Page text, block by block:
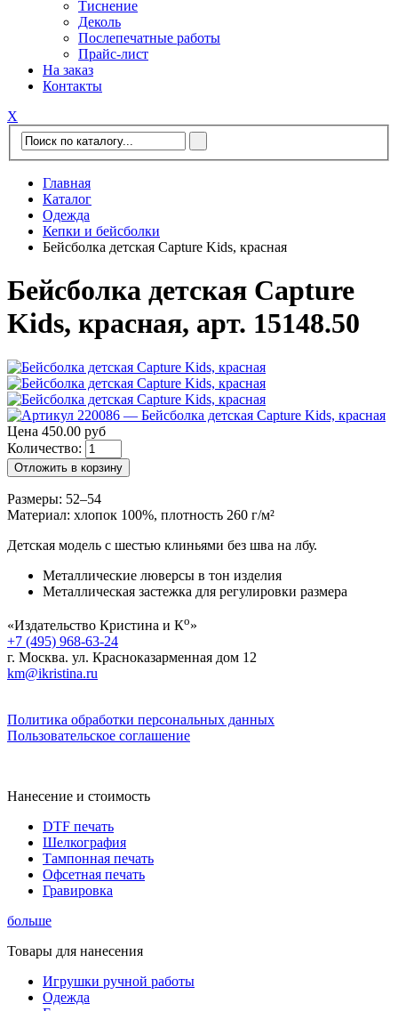
Тиснение
Деколь
Послепечатные работы
Прайс-лист
На заказ
Контакты
Х
Главная
Каталог
Одежда
Кепки и бейсболки
Бейсболка детская Capture Kids, красная
Бейсболка детская Capture
Kids, красная, арт. 15148.50
Цена 450.00 руб
Количество:
Отложить в корзину
Размеры: 52–54
Материал: хлопок 100%, плотность 260 г/м²
Детская модель с шестью клиньями без шва на лбу.
Металлические люверсы в тон изделия
Металлическая застежка для регулировки размера
«Издательство Кристина и Ко»
+7 (495) 968-63-24
г. Москва. ул. Красноказарменная дом 12
km@ikristina.ru
Политика обработки персональных данных
Пользовательское соглашение
Нанесение и стоимость
DTF печать
Шелкография
Тампонная печать
Офсетная печать
Гравировка
больше
Товары для нанесения
Игрушки ручной работы
Одежда